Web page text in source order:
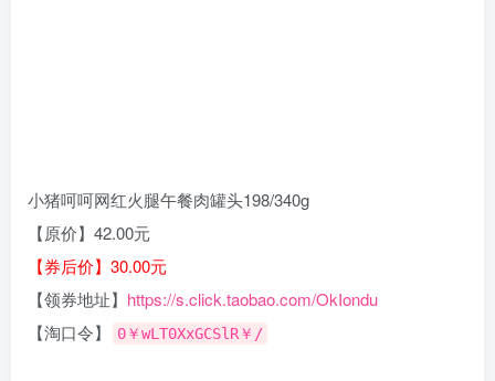
小猪呵呵网红火腿午餐肉罐头198/340g
【原价】42.00元
【券后价】30.00元
【领券地址】 https://s.click.taobao.com/OkIondu
【淘口令】
0￥wLT0XxGCSlR￥/